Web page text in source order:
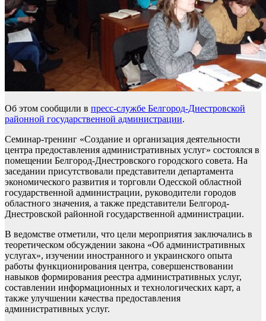
Об этом сообщили в пресс-службе Белгород-Днестровской
районной государственной администрации.
Семинар-тренинг «Создание и организация деятельности
центра предоставления административных услуг» состоялся в
помещении Белгород-Днестровского городского совета. На
заседании присутствовали представители департамента
экономического развития и торговли Одесской областной
государственной администрации, руководители городов
областного значения, а также представители Белгород-
Днестровской районной государственной администрации.
В ведомстве отметили, что цели мероприятия заключались в
теоретическом обсуждении закона «Об административных
услугах», изучении иностранного и украинского опыта
работы функционирования центра, совершенствовании
навыков формирования реестра административных услуг,
составлении информационных и технологических карт, а
также улучшении качества предоставления
административных услуг.